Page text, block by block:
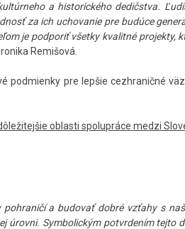
a historického dedičstva.
za ich uchovanie pre budúce
je podporiť všetky kvalitné projekty,
Remišová.
podmienky pre lepšie cezhraničné
oblasti spolupráce medzi
a budovať dobré vzťahy s
úrovni. Symbolickým potvrdením tejto